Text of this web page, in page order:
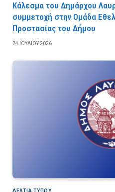
Κάλεσμα του Δημάρχου
συμμετοχή στην Ομάδα
Προστασίας του Δήμου
24 ΙΟΥΛΊΟΥ 2026
ΔΕΛΤΙΑ ΤΥΠΟΥ